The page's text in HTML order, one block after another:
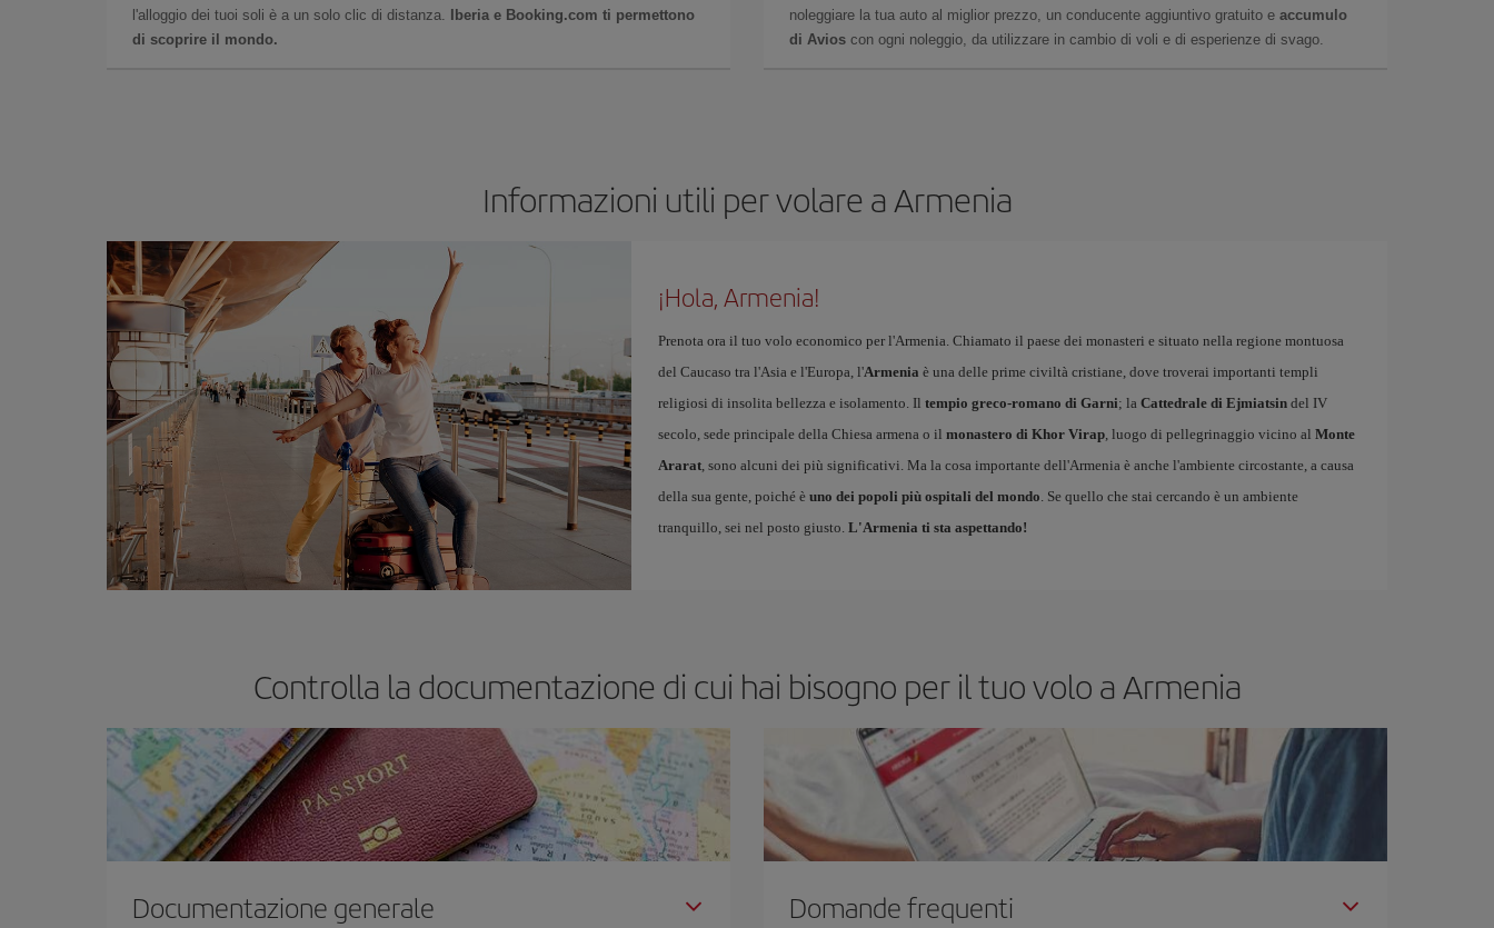
l'alloggio dei tuoi soli è a un solo clic di distanza.
Iberia e Booking.com ti permettono
di scoprire il mondo.
noleggiare la tua auto al miglior prezzo, un conducente aggiuntivo gratuito e accumulo
di Avios con ogni noleggio, da utilizzare in cambio di voli e di esperienze di svago.
Informazioni utili per volare a Armenia
¡Hola, Armenia!
Prenota ora il tuo volo economico per l'Armenia. Chiamato il paese dei monasteri e situato nella regione montuosa
del Caucaso tra l'Asia e l'Europa, l'Armenia è una delle prime civiltà cristiane, dove troverai importanti templi
religiosi di insolita bellezza e isolamento. Il tempio greco-romano di Garni; la Cattedrale di Ejmiatsindel IV
secolo, sede principale della Chiesa armena o il monastero di Khor Virap, luogo di pellegrinaggio vicino al Monte
Ararat, sono alcuni dei più significativi. Ma la cosa importante dell'Armenia è anche l'ambiente circostante, a causa
della sua gente, poiché è uno dei popoli più ospitali del mondo . Se quello che stai cercando è un ambiente
tranquillo, sei nel posto giusto. L'Armenia ti sta aspettando!
Controlla la documentazione di cui hai bisogno per il tuo volo a Armenia
Documentazione generale Domande frequenti